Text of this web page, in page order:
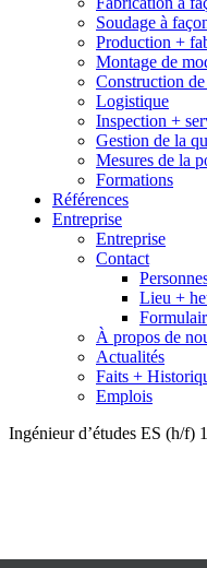
Soudage à
Production +
Montage de
Construction
Logistique
Inspection +
Gestion de la
Mesures de la
Formations
Références
Entreprise
Entreprise
Contact
Lieu +
À propos de
Actualités
Faits +
Emplois
Ingénieur d’études ES (h/f)